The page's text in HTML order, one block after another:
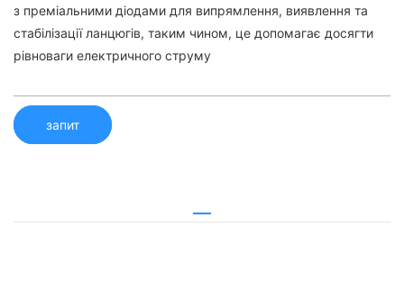
​​з преміальними діодами для випрямлення, виявлення та
стабілізації ланцюгів, таким чином, це допомагає досягти
рівноваги електричного струму
запит